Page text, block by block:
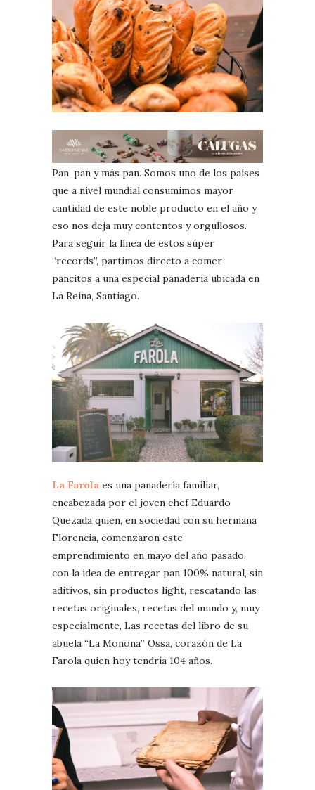
Pan, pan y más pan. Somos uno de los países
que a nivel mundial consumimos mayor
cantidad de este noble producto en el año y
eso nos deja muy contentos y orgullosos.
Para seguir la línea de estos súper
“records”, partimos directo a comer
pancitos a una especial panadería ubicada en
La Reina, Santiago.
La Farola es una panadería familiar,
encabezada por el joven chef Eduardo
Quezada quien, en sociedad con su hermana
Florencia, comenzaron este
emprendimiento en mayo del año pasado,
con la idea de entregar pan 100% natural, sin
aditivos, sin productos light, rescatando las
recetas originales, recetas del mundo y, muy
especialmente, Las recetas del libro de su
abuela “La Monona” Ossa, corazón de La
Farola quien hoy tendría 104 años.